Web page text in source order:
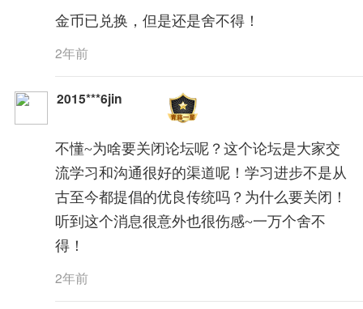
金币已兑换，但是还是舍不得！
2年前
2015***6jin
不懂~为啥要关闭论坛呢？这个论坛是大家交
流学习和沟通很好的渠道呢！学习进步不是从
古至今都提倡的优良传统吗？为什么要关闭！
听到这个消息很意外也很伤感~一万个舍不
得！
2年前